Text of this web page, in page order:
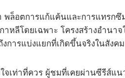
ล็อตการแก้แค้นและการแทรกซึ
ลีโดยเฉพาะ โครงสร้างอำนาจ
การแบ่งแยกที่เกิดขึ้นจริงในสังคม
เท่าที่ควร ผู้ชมที่เคยผ่านซีรีส์แน